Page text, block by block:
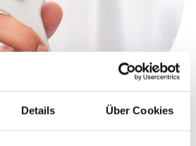
Details Über Cookies